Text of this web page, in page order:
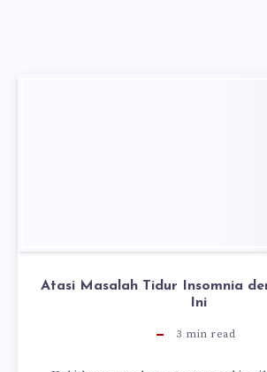
Atasi Masalah Tidur Insomnia
Ini
3 min read